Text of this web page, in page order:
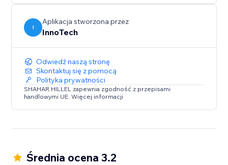
transform how you manage your bookings. Effortless
functionality make it an indispensable for your site.
I
Aplikacja stworzona przez
InnoTech
Odwiedź naszą stronę
Skontaktuj się z pomocą
Polityka prywatności
SHAHAR HILLEL zapewnia zgodność z przepisami
handlowymi UE. Więcej informacji
Średnia ocena 3.2